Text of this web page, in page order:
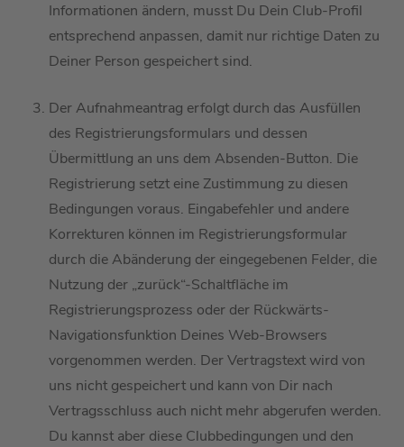
Informationen ändern, musst Du Dein Club-Profil
entsprechend anpassen, damit nur richtige Daten zu
Deiner Person gespeichert sind.
Der Aufnahmeantrag erfolgt durch das Ausfüllen
des Registrierungsformulars und dessen
Übermittlung an uns dem Absenden-Button. Die
Registrierung setzt eine Zustimmung zu diesen
Bedingungen voraus. Eingabefehler und andere
Korrekturen können im Registrierungsformular
durch die Abänderung der eingegebenen Felder, die
Nutzung der „zurück“-Schaltfläche im
Registrierungsprozess oder der Rückwärts-
Navigationsfunktion Deines Web-Browsers
vorgenommen werden. Der Vertragstext wird von
uns nicht gespeichert und kann von Dir nach
Vertragsschluss auch nicht mehr abgerufen werden.
Du kannst aber diese Clubbedingungen und den